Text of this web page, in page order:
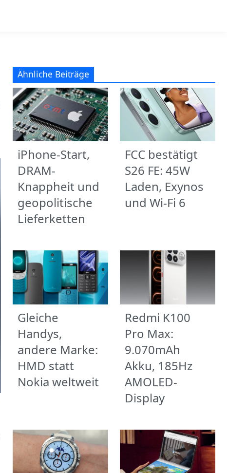
Ähnliche Beiträge
iPhone-Start,
DRAM-
Knappheit und
geopolitische
Lieferketten
FCC bestätigt
S26 FE: 45W
Laden, Exynos
und Wi‑Fi 6
Gleiche
Handys,
andere Marke:
HMD statt
Nokia weltweit
Redmi K100
Pro Max:
9.070mAh
Akku, 185Hz
AMOLED-
Display